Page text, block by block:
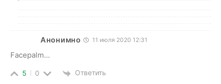
Анонимно 11 июля 2020 12:31
Facepalm…
5 0 Ответить